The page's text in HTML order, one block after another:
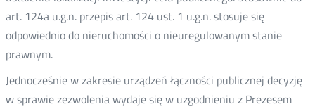
art. 124a u.g.n. przepis art. 124 ust. 1 u.g.n. stosuje się
odpowiednio do nieruchomości o nieuregulowanym stanie
prawnym.
Jednocześnie w zakresie urządzeń łączności publicznej decyzję
w sprawie zezwolenia wydaje się w uzgodnieniu z Prezesem